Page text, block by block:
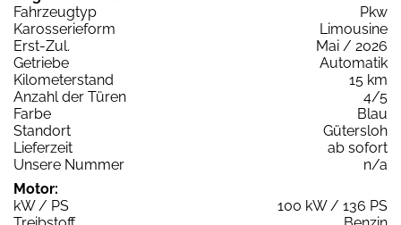
Fahrzeugtyp
Pkw
Karosserieform
Limousine
Erst-Zul.
Mai / 2026
Getriebe
Automatik
Kilometerstand
15 km
Anzahl der Türen
4/5
Farbe
Blau
Standort
Gütersloh
Lieferzeit
ab sofort
Unsere Nummer
n/a
Motor:
kW / PS
100 kW / 136 PS